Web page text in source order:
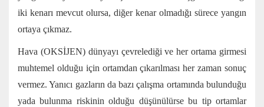
iki kenarı mevcut olursa, diğer kenar olmadığı sürece yangın
ortaya çıkmaz.
Hava (OKSİJEN) dünyayı çevrelediği ve her ortama girmesi
muhtemel olduğu için ortamdan çıkarılması her zaman sonuç
vermez. Yanıcı gazların da bazı çalışma ortamında bulunduğu
yada bulunma riskinin olduğu düşünülürse bu tip ortamlar